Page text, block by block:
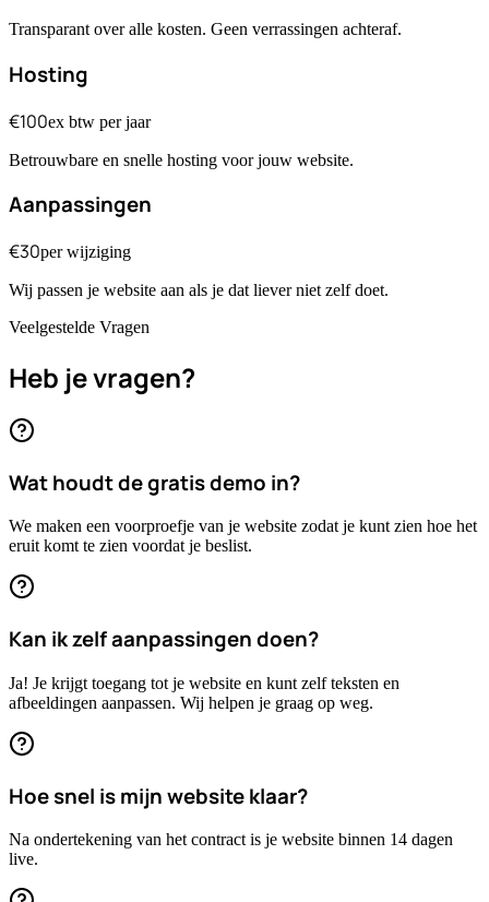
Transparant over alle kosten. Geen verrassingen achteraf.
Hosting
€100ex btw per jaar
Betrouwbare en snelle hosting voor jouw website.
Aanpassingen
€30per wijziging
Wij passen je website aan als je dat liever niet zelf doet.
Veelgestelde Vragen
Heb je vragen?
Wat houdt de gratis demo in?
We maken een voorproefje van je website zodat je kunt zien hoe het
eruit komt te zien voordat je beslist.
Kan ik zelf aanpassingen doen?
Ja! Je krijgt toegang tot je website en kunt zelf teksten en
afbeeldingen aanpassen. Wij helpen je graag op weg.
Hoe snel is mijn website klaar?
Na ondertekening van het contract is je website binnen 14 dagen
live.